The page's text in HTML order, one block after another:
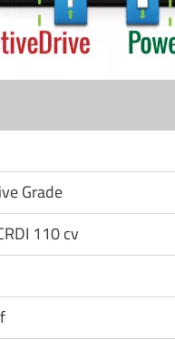
Grade
110 cv